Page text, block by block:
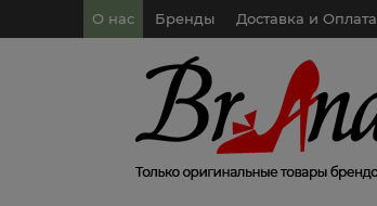
О нас Бренды Доставка и Оплата